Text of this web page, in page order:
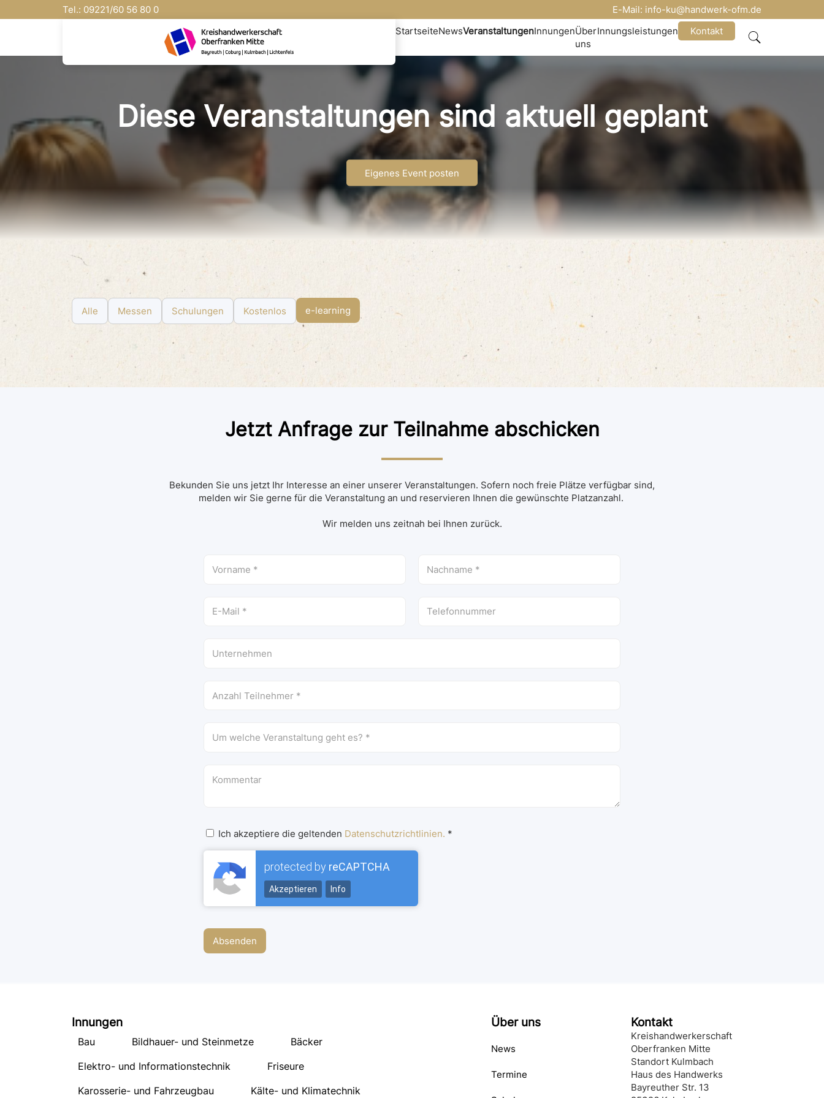
Tel.: 09221/60 56 80 0 E-Mail: info-ku@handwerk-ofm.de
StartseiteNewsVeranstaltungenInnungenÜber
uns
Innungsleistungen Kontakt
Diese Veranstaltungen sind aktuell geplant
Eigenes Event posten
Alle Messen Schulungen Kostenlos e-learning
Jetzt Anfrage zur Teilnahme abschicken
Bekunden Sie uns jetzt Ihr Interesse an einer unserer Veranstaltungen. Sofern noch freie Plätze verfügbar sind,
melden wir Sie gerne für die Veranstaltung an und reservieren Ihnen die gewünschte Platzanzahl.
Wir melden uns zeitnah bei Ihnen zurück.
Ich akzeptiere die geltenden Datenschutzrichtlinien. *
protected by reCAPTCHA
Akzeptieren Info
Innungen
Bau Bildhauer- und Steinmetze
Bäcker
Elektro- und Informationstechnik
Friseure
Karosserie- und Fahrzeugbau
Kälte- und Klimatechnik
Über uns
News
Termine
Kontakt
Kreishandwerkerschaft
Oberfranken Mitte
Standort Kulmbach
Haus des Handwerks
Bayreuther Str. 13